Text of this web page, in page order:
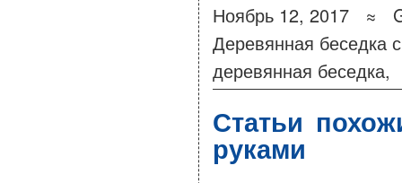
Ноябрь 12, 2017 ≈
Деревянная беседка
деревянная беседка,
Статьи
руками